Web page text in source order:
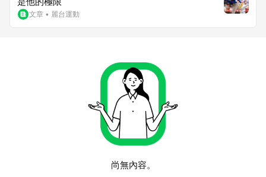
文章 • 麗台運動
尚無內容。